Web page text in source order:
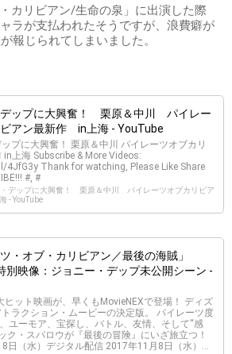
カリビアン/生命の泉」に出演した際
ラが支払われたそうですが、浪費癖が
報じられてしまいました。
デップに大興奮！ 栗原＆中川 パイレー
アン最新作 in上海 - YouTube
プに大興奮！ 栗原＆中川 パイレーツオブカリ
in上海 Subscribe & More Videos:
4JfG3y Thank for watching, Please Like Share
#, #
デップに大興奮！ 栗原＆中川 パイレーツオブカリビア
- YouTube
ツ・オブ・カリビアン／最後の海賊」
別映像：ジョニー・デップ未公開シーン -
ヒット映画が、早くもMovieNEXで登場！ ディズ
ラクション・ムービーの決定版。 パイレーツ度
ユーモア、宝探し、バトル、友情、そして“感
ク・スパロウが『最後の冒険』にいざ旅立つ！
日（水）デジタル配信 2017年11月8日（水）...